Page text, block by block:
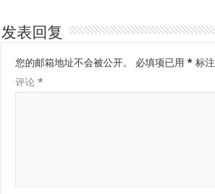
发表回复
您的邮箱地址不会被公开。 必填项已用* 标注
评论*